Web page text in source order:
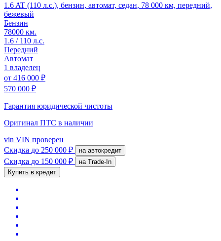
1.6 AT (110 л.с.), бензин, автомат, седан, 78 000 км, передний,
бежевый
Бензин
78000 км.
1.6 / 110 л.с.
Передний
Автомат
1 владелец
от 416 000 ₽
570 000 ₽
Гарантия юридической чистоты
Оригинал ПТС в наличии
vin VIN проверен
Скидка до 250 000 ₽ на автокредит
Скидка до 150 000 ₽
на Trade-In
Купить в кредит